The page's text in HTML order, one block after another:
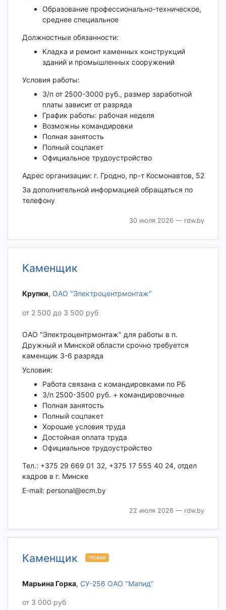
Образование профессионально-техническое,
среднее специальное
Должностные обязанности:
Кладка и ремонт каменных конструкций
зданий и промышленных сооружений
Условия работы:
З/п от 2500-3000 руб., размер заработной
платы зависит от разряда
График работы: рабочая неделя
Возможны командировки
Полная занятость
Полный соцпакет
Официальное трудоустройство
Адрес организации: г. Гродно, пр-т Космонавтов, 52
За дополнительной информацией обращаться по
телефону
30 июля 2026 — rdw.by
Каменщик
Крупки‎, ОАО "Электроцентрмонтаж"
от 2 500 до 3 500 руб
ОАО "Электроцентрмонтаж" для работы в п.
Дружный и Минской области срочно требуется
каменщик 3-6 разряда
Условия:
Работа связана с командировками по РБ
З/п 2500-3500 руб. + командировочные
Полная занятость
Полный соцпакет
Хорошие условия труда
Достойная оплата труда
Официальное трудоустройство
Тел.: +375 29 669 01 32, +375 17 555 40 24, отдел
кадров в г. Минске
E-mail: personal@ecm.by
22 июля 2026 — rdw.by
Каменщик Новая
Марьина Горка‎, СУ-256 ОАО "Мапид"
от 3 000 руб